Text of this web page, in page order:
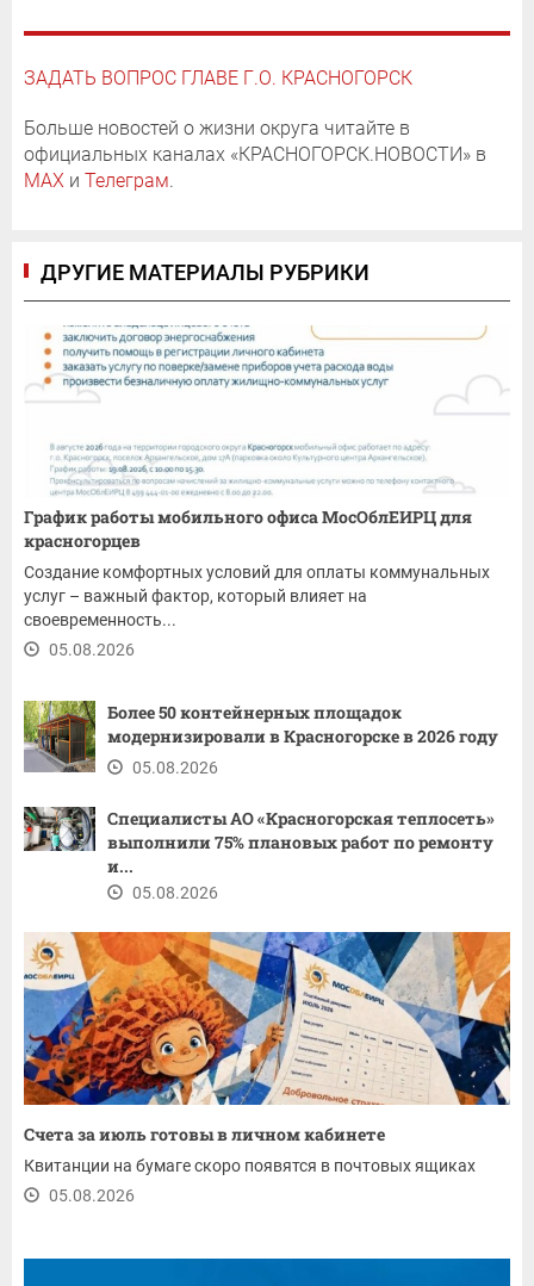
ЗАДАТЬ ВОПРОС ГЛАВЕ Г.О. КРАСНОГОРСК
Больше новостей о жизни округа читайте в
официальных каналах «КРАСНОГОРСК.НОВОСТИ» в
MAX и Телеграм.
ДРУГИЕ МАТЕРИАЛЫ РУБРИКИ
График работы мобильного офиса МосОблЕИРЦ для
красногорцев
Создание комфортных условий для оплаты коммунальных
услуг – важный фактор, который влияет на
своевременность...
05.08.2026
Более 50 контейнерных площадок
модернизировали в Красногорске в 2026 году
05.08.2026
Специалисты АО «Красногорская теплосеть»
выполнили 75% плановых работ по ремонту
и...
05.08.2026
Счета за июль готовы в личном кабинете
Квитанции на бумаге скоро появятся в почтовых ящиках
05.08.2026